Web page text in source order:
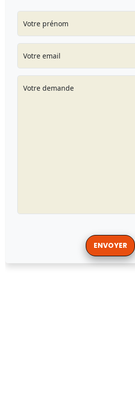
Votre prénom
Votre email
Votre demande
ENVOYER